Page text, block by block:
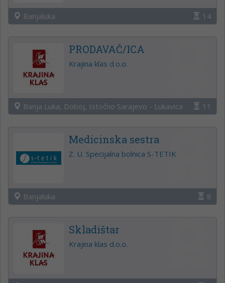
Banjaluka 14
PRODAVAČ/ICA
Krajina klas d.o.o.
Banja Luka, Doboj, Istočno Sarajevo - Lukavica 11
Medicinska sestra
Z. U. Specijalna bolnica S-TETIK
Banjaluka 8
Skladištar
Krajina klas d.o.o.